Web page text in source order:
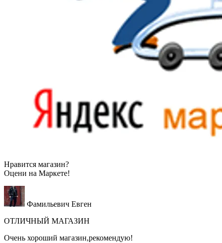
Нравится магазин?
Оцени на Маркете!
Фамильевич Евген
ОТЛИЧНЫЙ МАГАЗИН
Очень хороший магазин,рекомендую!